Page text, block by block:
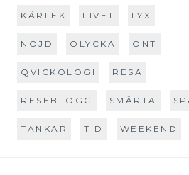
KÄRLEK LIVET LYX
NÖJD OLYCKA ONT
QVICKOLOGI RESA
RESEBLOGG SMÄRTA
TANKAR TID WEEKEND